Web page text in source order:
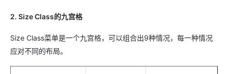
2. Size Class的九宫格
Size Class菜单是一个九宫格，可以组合出9种情况，每一种情况
应对不同的布局。